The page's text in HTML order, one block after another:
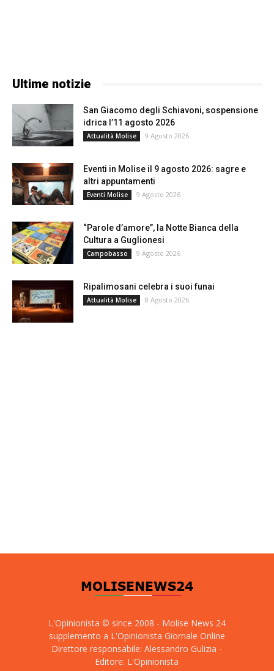
Ultime notizie
San Giacomo degli Schiavoni, sospensione
idrica l’11 agosto 2026
Attualità Molise 9 Agosto 2026
Eventi in Molise il 9 agosto 2026: sagre e
altri appuntamenti
Eventi Molise 9 Agosto 2026
“Parole d’amore”, la Notte Bianca della
Cultura a Guglionesi
Campobasso 9 Agosto 2026
Ripalimosani celebra i suoi funai
Attualità Molise 8 Agosto 2026
L'Opinionista © since 2008 - Molise News 24
supplemento a L'Opinionista Giornale Online
Direttore responsabile: Alessandro Gulizia -
Editore: L'Opinionista